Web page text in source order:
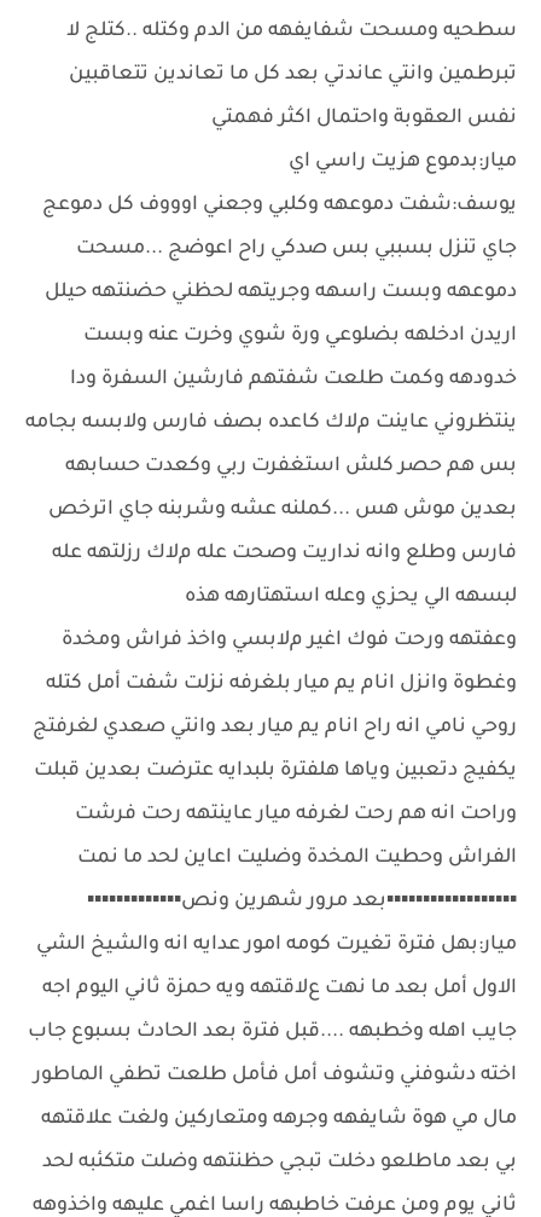
سطحيه ومسحت شفايفهه من الدم وكتله ..كتلج ﻻ
تبرطمين وانتي عاندتي بعد كل ما تعاندين تتعاقبين
نفس العقوبة واحتمال اكثر فهمتي
ميار:بدموع هزيت راسي اي
يوسف:شفت دموعهه وكلبي وجعني اوووف كل دموعج
جاي تنزل بسببي بس صدكي راح اعوضج ...مسحت
دموعهه وبست راسهه وجريتهه لحظني حضنتهه حيلل
اريدن ادخلهه بضلوعي ورة شوي وخرت عنه وبست
خدودهه وكمت طلعت شفتهم فارشين السفرة ودا
ينتظروني عاينت مﻻك كاعده بصف فارس وﻻبسه بجامه
بس هم حصر كلش استغفرت ربي وكعدت حسابهه
بعدين موش هس ...كملنه عشه وشربنه جاي اترخص
فارس وطلع وانه نداريت وصحت عله مﻻك رزلتهه عله
لبسهه الي يحزي وعله استهتارهه هذه
وعفتهه ورحت فوك اغير مﻻبسي واخذ فراش ومخدة
وغطوة وانزل انام يم ميار بلغرفه نزلت شفت أمل كتله
روحي نامي انه راح انام يم ميار بعد وانتي صعدي لغرفتج
يكفيج دتعبين وياها هلفترة بلبدايه عترضت بعدين قبلت
وراحت انه هم رحت لغرفه ميار عاينتهه رحت فرشت
الفراش وحطيت المخدة وضليت اعاين لحد ما نمت
▪▪▪▪▪▪▪▪▪▪▪▪▪▪▪▪▪▪بعد مرور شهرين ونص▪▪▪▪▪▪▪▪▪▪▪▪▪
ميار:بهل فترة تغيرت كومه امور عدايه انه والشيخ الشي
الاول أمل بعد ما نهت عﻻقتهه ويه حمزة ثاني اليوم اجه
جايب اهله وخطبهه ....قبل فترة بعد الحادث بسبوع جاب
اخته دشوفني وتشوف أمل فأمل طلعت تطفي الماطور
مال مي هوة شايفهه وجرهه ومتعاركين ولغت علاقتهه
بي بعد ماطلعو دخلت تبجي حظنتهه وضلت متكئبه لحد
ثاني يوم ومن عرفت خاطبهه راسا اغمي عليهه واخذوهه